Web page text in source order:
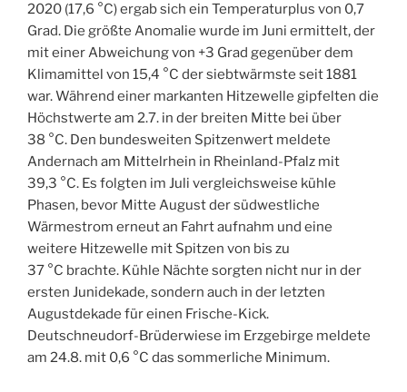
2020 (17,6 °C) ergab sich ein Temperaturplus von 0,7
Grad. Die größte Anomalie wurde im Juni ermittelt, der
mit einer Abweichung von +3 Grad gegenüber dem
Klimamittel von 15,4 °C der siebtwärmste seit 1881
war. Während einer markanten Hitzewelle gipfelten die
Höchstwerte am 2.7. in der breiten Mitte bei über
38 °C. Den bundesweiten Spitzenwert meldete
Andernach am Mittelrhein in Rheinland-Pfalz mit
39,3 °C. Es folgten im Juli vergleichsweise kühle
Phasen, bevor Mitte August der südwestliche
Wärmestrom erneut an Fahrt aufnahm und eine
weitere Hitzewelle mit Spitzen von bis zu
37 °C brachte. Kühle Nächte sorgten nicht nur in der
ersten Junidekade, sondern auch in der letzten
Augustdekade für einen Frische-Kick.
Deutschneudorf-Brüderwiese im Erzgebirge meldete
am 24.8. mit 0,6 °C das sommerliche Minimum.